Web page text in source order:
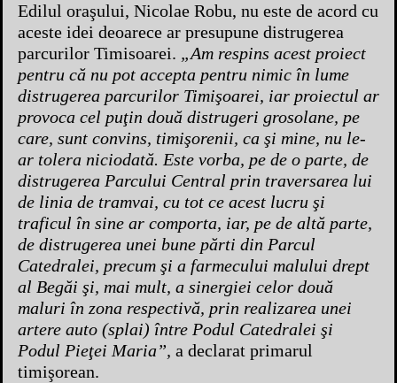
Edilul oraşului, Nicolae Robu, nu este de acord cu
aceste idei deoarece ar presupune distrugerea
parcurilor Timisoarei. „Am respins acest proiect
pentru că nu pot accepta pentru nimic în lume
distrugerea parcurilor Timişoarei, iar proiectul ar
provoca cel puţin două distrugeri grosolane, pe
care, sunt convins, timişorenii, ca şi mine, nu le-
ar tolera niciodată. Este vorba, pe de o parte, de
distrugerea Parcului Central prin traversarea lui
de linia de tramvai, cu tot ce acest lucru şi
traficul în sine ar comporta, iar, pe de altă parte,
de distrugerea unei bune părti din Parcul
Catedralei, precum şi a farmecului malului drept
al Begăi şi, mai mult, a sinergiei celor două
maluri în zona respectivă, prin realizarea unei
artere auto (splai) între Podul Catedralei şi
Podul Pieţei Maria”, a declarat primarul
timişorean.